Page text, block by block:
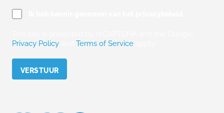
Privacy Policy
Terms of Service